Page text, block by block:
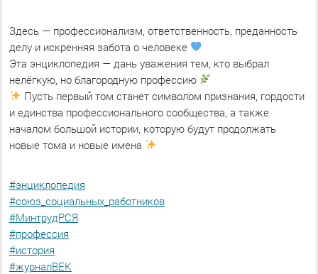
Здесь — профессионализм, ответственность, преданность
делу и искренняя забота о человеке
Эта энциклопедия — дань уважения тем, кто выбрал
нелёгкую, но благородную профессию
Пусть первый том станет символом признания, гордости
и единства профессионального сообщества, а также
началом большой истории, которую будут продолжать
новые тома и новые имена
#энциклопедия
#союз_социальных_работников
#МинтрудРСЯ
#профессия
#история
#журналВЕК